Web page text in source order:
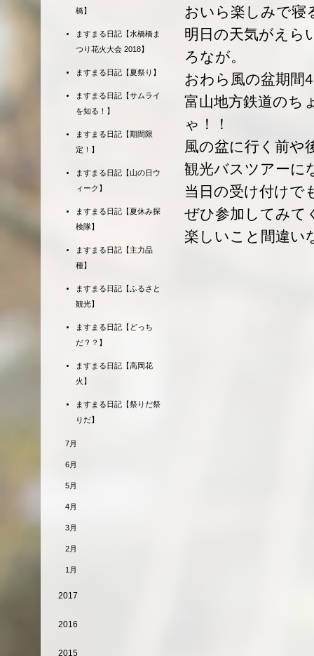
おいら楽しみで寝
明日の天気がえら
ろなが。
おわら風の盆期間
富山地方鉄道のち
ゃ！！
風の盆に行く前や
観光バスツアーに
当日の受け付けで
ぜひ参加してみて
楽しいこと間違い
橋】
ますまる日記【水橋橋ま
つり花火大会 2018】
ますまる日記【夏祭り】
ますまる日記【サムライ
を知る！】
ますまる日記【期間限
定！】
ますまる日記【山の日ウ
ィーク】
ますまる日記【夏休み探
検隊】
ますまる日記【主力品
種】
ますまる日記【ふるさと
観光】
ますまる日記【どっち
だ？？】
ますまる日記【高岡花
火】
ますまる日記【祭りだ祭
りだ】
7月
6月
5月
4月
3月
2月
1月
2017
2016
2015